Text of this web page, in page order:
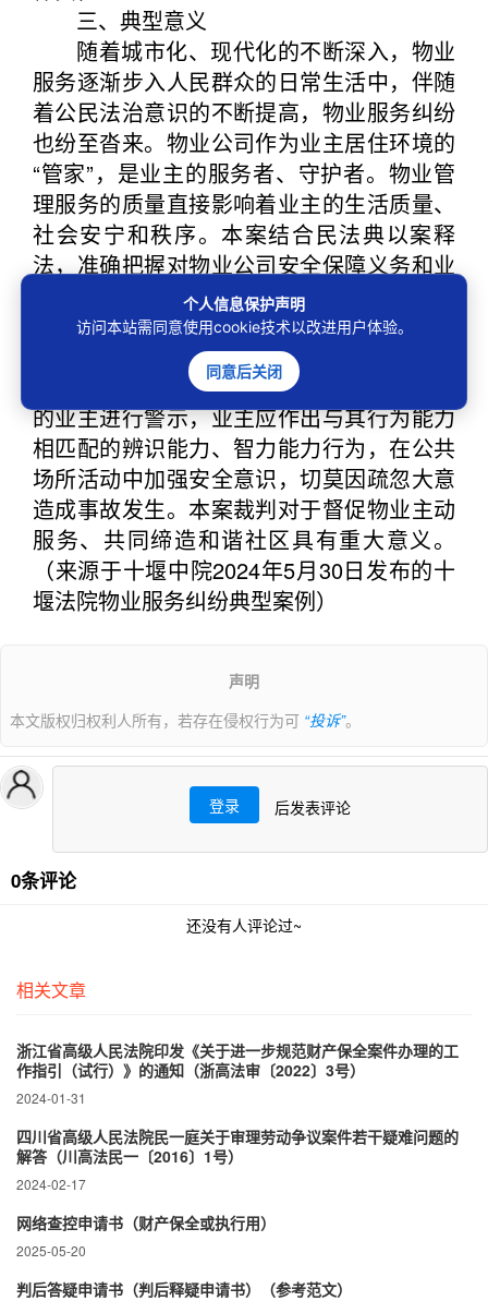
三、典型意义
随着城市化、现代化的不断深入，物业
服务逐渐步入人民群众的日常生活中，伴随
着公民法治意识的不断提高，物业服务纠纷
也纷至沓来。物业公司作为业主居住环境的
“管家”，是业主的服务者、守护者。物业管
理服务的质量直接影响着业主的生活质量、
社会安宁和秩序。本案结合民法典以案释
法，准确把握对物业公司安全保障义务和业
主安全注意义务的判断，依法认定物业公司
与业主之间存在的过错及过错程度大小，对
物业公司的公共管理义务进行解析并作出法
律方面的提示，对作为完全民事行为能力人
的业主进行警示，业主应作出与其行为能力
相匹配的辨识能力、智力能力行为，在公共
场所活动中加强安全意识，切莫因疏忽大意
造成事故发生。本案裁判对于督促物业主动
服务、共同缔造和谐社区具有重大意义。
（来源于十堰中院2024年5月30日发布的十
堰法院物业服务纠纷典型案例）
声明
本文版权归权利人所有，若存在侵权行为可 “投诉”。
登录 后发表评论
0条评论
还没有人评论过~
相关文章
浙江省高级人民法院印发《关于进一步规范财产保全案件办理的工
作指引（试行）》的通知（浙高法审〔2022〕3号）
2024-01-31
四川省高级人民法院民一庭关于审理劳动争议案件若干疑难问题的
解答（川高法民一〔2016〕1号）
2024-02-17
网络查控申请书（财产保全或执行用）
2025-05-20
判后答疑申请书（判后释疑申请书）（参考范文）
个人信息保护声明
访问本站需同意使用cookie技术以改进用户体验。
同意后关闭